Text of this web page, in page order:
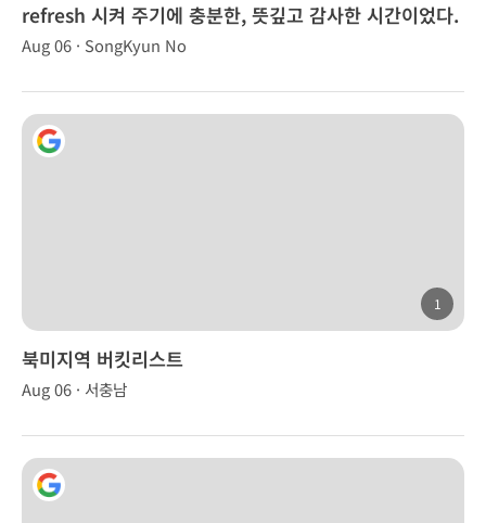
refresh 시켜 주기에 충분한, 뜻깊고 감사한 시간이었다.
Aug 06 · SongKyun No
1
북미지역 버킷리스트
Aug 06 · 서충남